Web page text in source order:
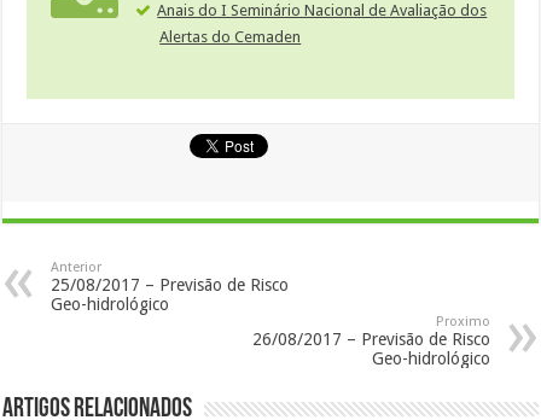
Anais do I Seminário Nacional de Avaliação dos
Alertas do Cemaden
Anterior
25/08/2017 – Previsão de Risco
Geo-hidrológico
Proximo
26/08/2017 – Previsão de Risco
Geo-hidrológico
Artigos Relacionados